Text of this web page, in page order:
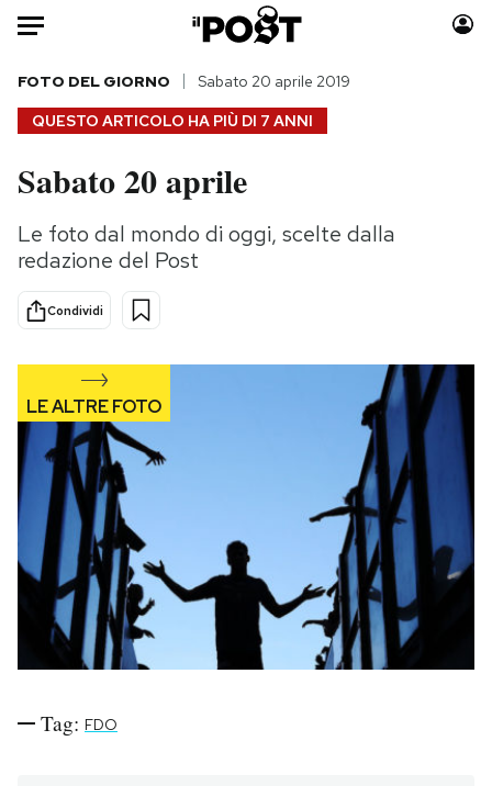
Auto
HOME
Italia
Politica
Internet
Cultura
Economia
Sport
Consumismi
Mondiali calcio 2026
PODCAST
NEWSLETTER
QUESTO ARTICOLO HA PIÙ DI 7 ANNI
FOTO DEL GIORNO Sabato 20 aprile 2019
Sabato 20 aprile
Le foto dal mondo di oggi, scelte dalla
redazione del Post
Condividi
Tag: FDO